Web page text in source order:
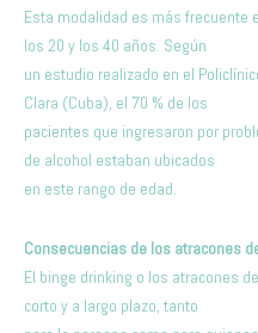
Esta modalidad es más frecuente
los 20 y los 40 años. Según
un estudio realizado en el
Clara (Cuba), el 70 % de los
pacientes que ingresaron por
de alcohol estaban ubicados
en este rango de edad.
Consecuencias de los atracones
El binge drinking o los atracones
corto y a largo plazo, tanto